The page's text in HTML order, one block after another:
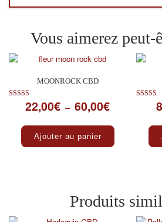
Vous aimerez
MOONROCK CBD
Note
5.00
22,00€ – 60,00€Plage de
Ajouter au panier
Note
5.00
Produits